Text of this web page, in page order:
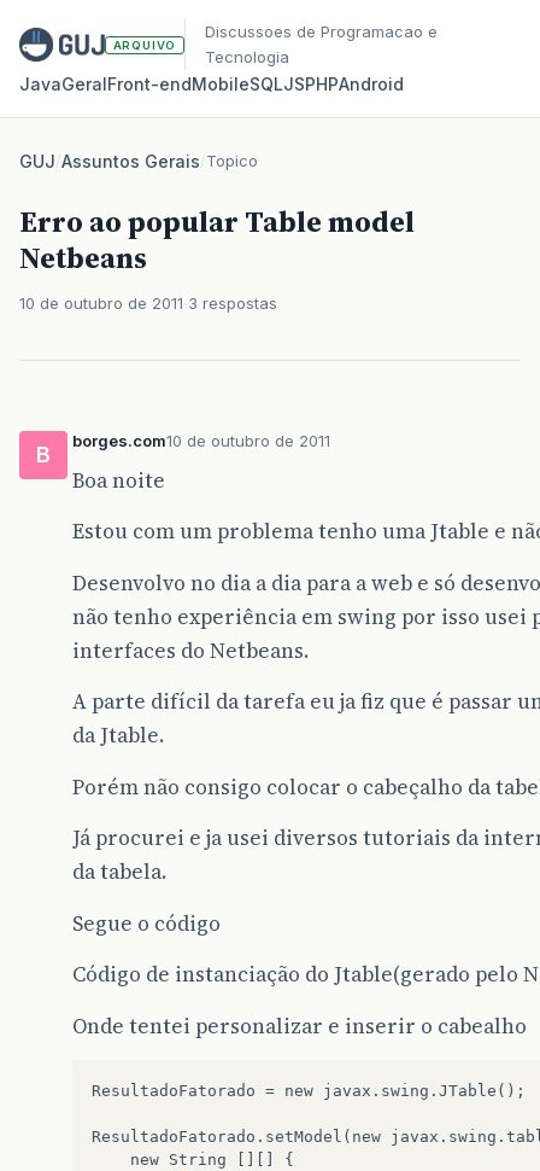
ARQUIVO
Discussoes de Programacao e
Tecnologia
JavaGeralFront‑endMobileSQLJSPHPAndroid
GUJ/Assuntos Gerais/Topico
Erro ao popular Table model
Netbeans
10 de outubro de 2011 3 respostas
B
borges.com10 de outubro de 2011
Boa noite
Estou com um problema tenho uma Jtable e
Desenvolvo no dia a dia para a web e só
não tenho experiência em swing por isso usei
interfaces do Netbeans.
A parte difícil da tarefa eu ja fiz que é passar
da Jtable.
Porém não consigo colocar o cabeçalho da
Já procurei e ja usei diversos tutoriais da
da tabela.
Segue o código
Código de instanciação do Jtable(gerado pelo
Onde tentei personalizar e inserir o cabealho
ResultadoFatorado = new javax.swing.JTable();
ResultadoFatorado.setModel(new
    new String [][] {